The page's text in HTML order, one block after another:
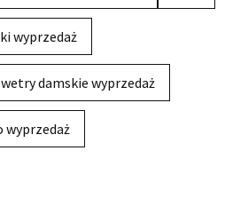
wyprzedaż
damskie wyprzedaż
wyprzedaż